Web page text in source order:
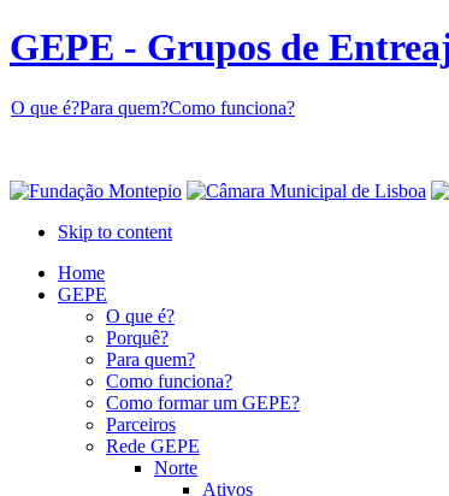
GEPE - Grupos de
O que é?Para quem?Como funciona?
Skip to content
Home
GEPE
O que é?
Porquê?
Para quem?
Como funciona?
Como formar um GEPE?
Parceiros
Rede GEPE
Norte
Ativos